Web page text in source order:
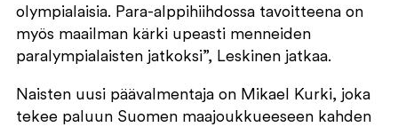
olympialaisia. Para-alppihiihdossa tavoitteena on
myös maailman kärki upeasti menneiden
paralympialaisten jatkoksi”, Leskinen jatkaa.
Naisten uusi päävalmentaja on Mikael Kurki, joka
tekee paluun Suomen maajoukkueeseen kahden